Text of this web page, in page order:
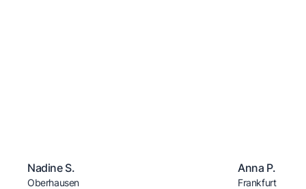
Nadine S.
Oberhausen
Anna P.
Frankfurt